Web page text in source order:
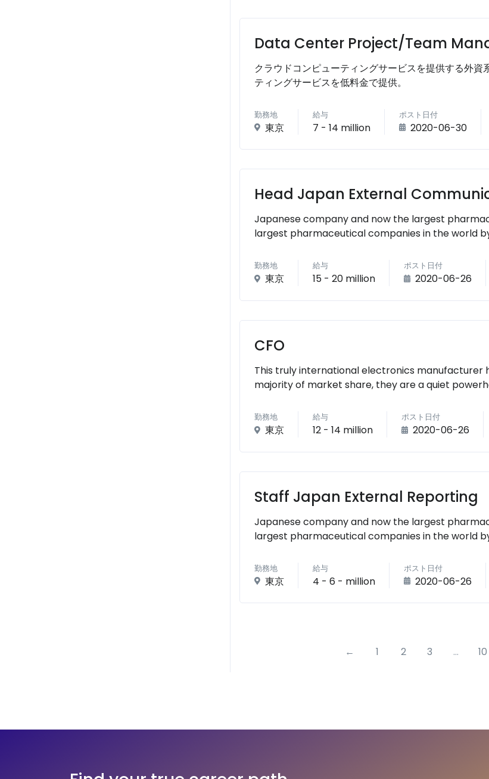
Data Center Project/Team
クラウドコンピューティングサービスを提供する外
ティングサービスを低料金で提供。
勤務地
東京
給与
7 - 14 million
ポスト日付
2020-06-30
Head Japan External
Japanese company and now the largest
largest pharmaceutical companies in the world
勤務地
東京
給与
15 - 20 million
ポスト日付
2020-06-26
CFO
This truly international electronics manufacturer
majority of market share, they are a quiet
勤務地
東京
給与
12 - 14 million
ポスト日付
2020-06-26
Staff Japan External Reporting
Japanese company and now the largest
largest pharmaceutical companies in the world
勤務地
東京
給与
4 - 6 - million
ポスト日付
2020-06-26
← 1 2 3 ... 10